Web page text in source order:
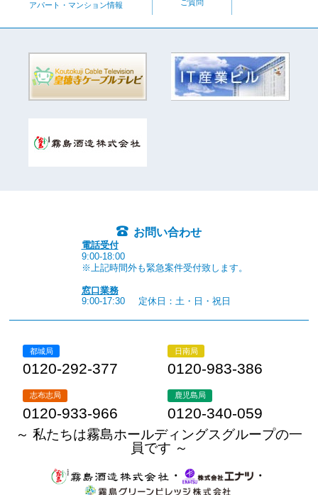
アパート・マンション情報
ご質問
お問い合わせ
電話受付
9:00-18:00
※上記時間外も緊急案件受付致します。
窓口業務
9:00-17:30
定休日：土・日・祝日
都城局
0120-292-377
日南局
0120-983-386
志布志局
0120-933-966
鹿児島局
0120-340-059
～ 私たちは霧島ホールディングスグループの一
員です ～
・
・